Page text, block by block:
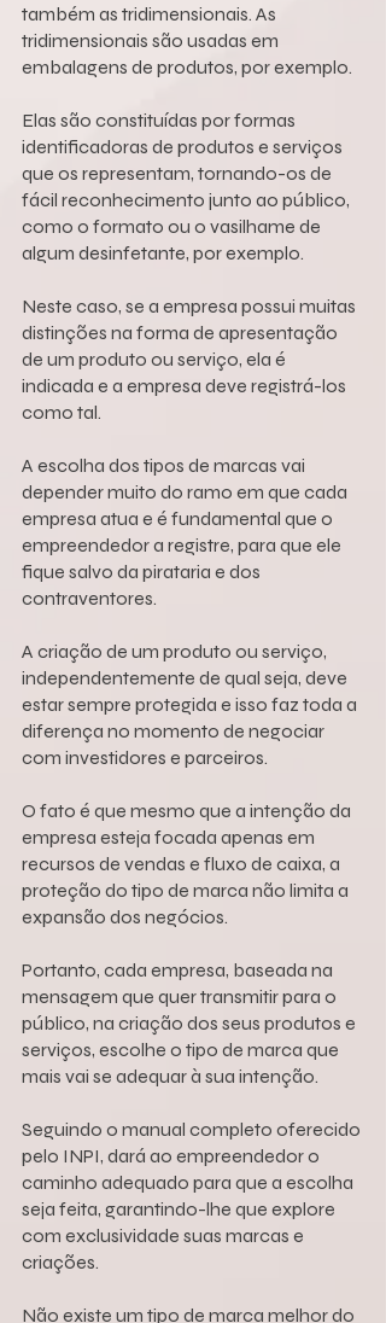
também as tridimensionais. As
tridimensionais são usadas em
embalagens de produtos, por exemplo.
Elas são constituídas por formas
identificadoras de produtos e serviços
que os representam, tornando-os de
fácil reconhecimento junto ao público,
como o formato ou o vasilhame de
algum desinfetante, por exemplo.
Neste caso, se a empresa possui muitas
distinções na forma de apresentação
de um produto ou serviço, ela é
indicada e a empresa deve registrá-los
como tal.
A escolha dos tipos de marcas vai
depender muito do ramo em que cada
empresa atua e é fundamental que o
empreendedor a registre, para que ele
fique salvo da pirataria e dos
contraventores.
A criação de um produto ou serviço,
independentemente de qual seja, deve
estar sempre protegida e isso faz toda a
diferença no momento de negociar
com investidores e parceiros.
O fato é que mesmo que a intenção da
empresa esteja focada apenas em
recursos de vendas e fluxo de caixa, a
proteção do tipo de marca não limita a
expansão dos negócios.
Portanto, cada empresa, baseada na
mensagem que quer transmitir para o
público, na criação dos seus produtos e
serviços, escolhe o tipo de marca que
mais vai se adequar à sua intenção.
Seguindo o manual completo oferecido
pelo INPI, dará ao empreendedor o
caminho adequado para que a escolha
seja feita, garantindo-lhe que explore
com exclusividade suas marcas e
criações.
Não existe um tipo de marca melhor do